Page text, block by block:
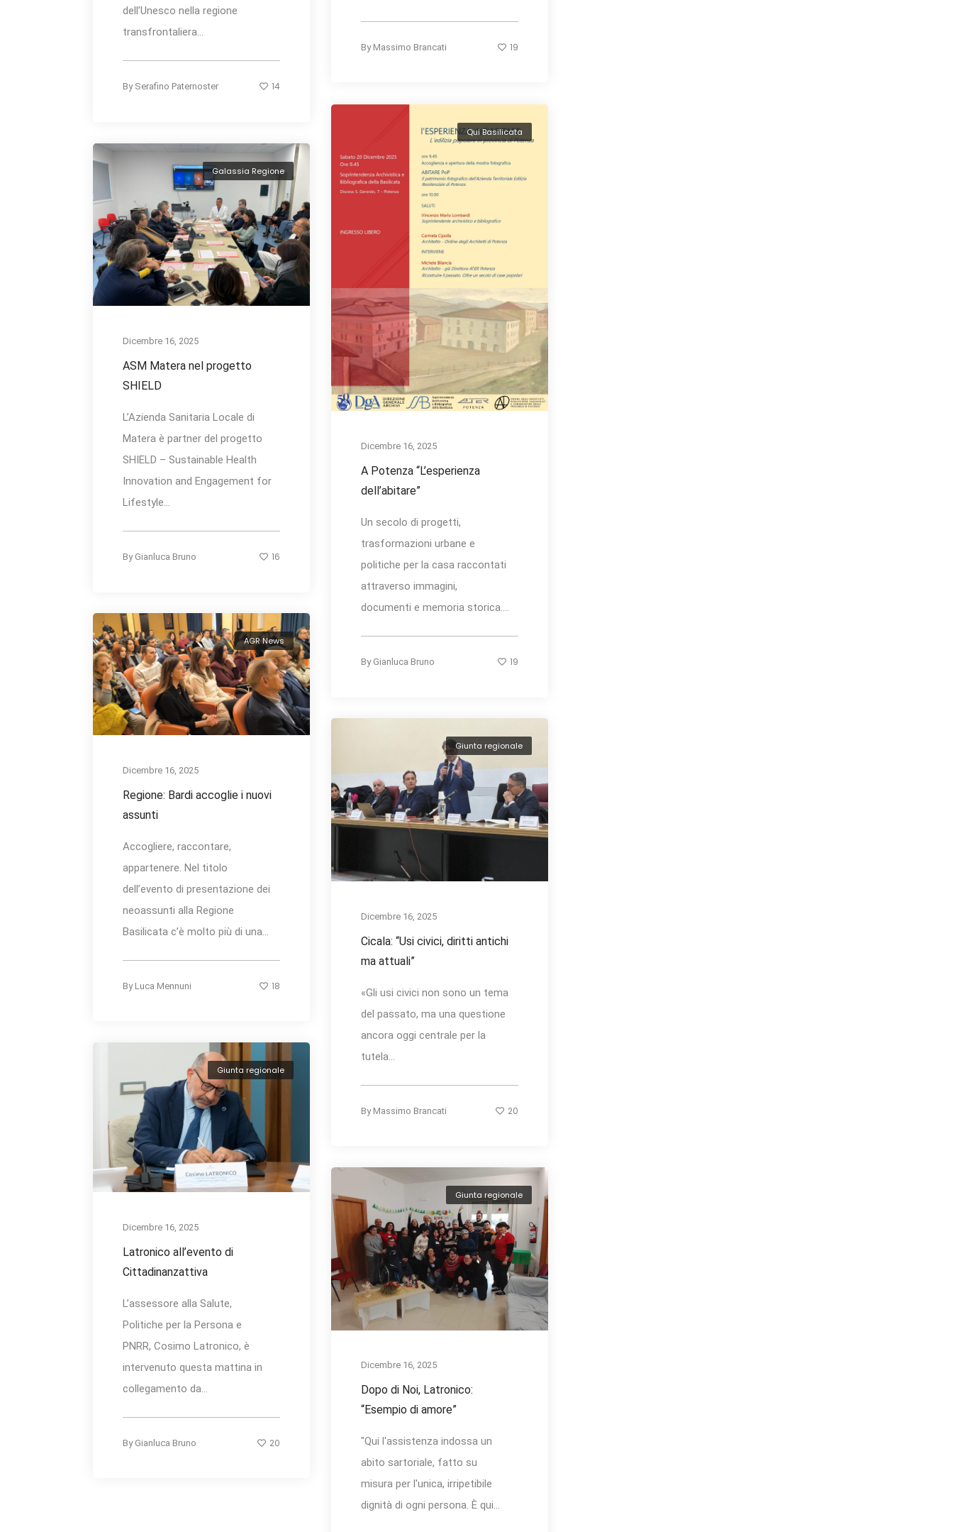
By Massimo Brancati 19
dell’Unesco nella regione
transfrontaliera...
By Serafino Paternoster 14
Qui Basilicata
Dicembre 16, 2025
A Potenza “L’esperienza
dell’abitare”
Un secolo di progetti,
trasformazioni urbane e
politiche per la casa raccontati
attraverso immagini,
documenti e memoria storica....
By Gianluca Bruno 19
Galassia Regione
Dicembre 16, 2025
ASM Matera nel progetto
SHIELD
L’Azienda Sanitaria Locale di
Matera è partner del progetto
SHIELD – Sustainable Health
Innovation and Engagement for
Lifestyle...
By Gianluca Bruno 16
AGR News
Dicembre 16, 2025
Regione: Bardi accoglie i nuovi
assunti
Accogliere, raccontare,
appartenere. Nel titolo
dell’evento di presentazione dei
neoassunti alla Regione
Basilicata c’è molto più di una...
By Luca Mennuni 18
Giunta regionale
Dicembre 16, 2025
Cicala: “Usi civici, diritti antichi
ma attuali”
«Gli usi civici non sono un tema
del passato, ma una questione
ancora oggi centrale per la
tutela...
By Massimo Brancati 20
Giunta regionale
Dicembre 16, 2025
Latronico all’evento di
Cittadinanzattiva
L’assessore alla Salute,
Politiche per la Persona e
PNRR, Cosimo Latronico, è
intervenuto questa mattina in
collegamento da...
By Gianluca Bruno 20
Giunta regionale
Dicembre 16, 2025
Dopo di Noi, Latronico:
“Esempio di amore”
"Qui l'assistenza indossa un
abito sartoriale, fatto su
misura per l'unica, irripetibile
dignità di ogni persona. È qui...